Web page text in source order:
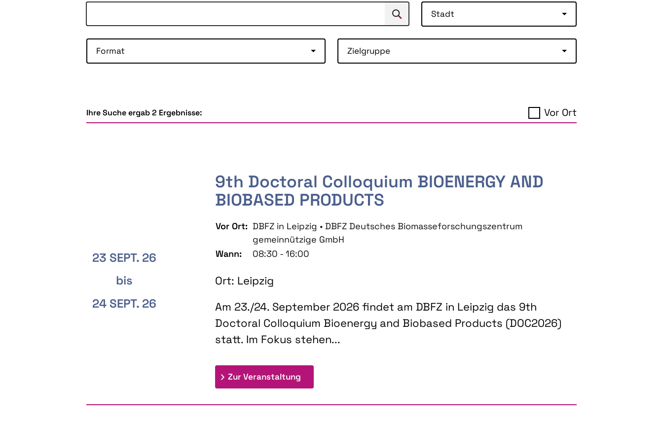
Suchen Stadt
Format Zielgruppe
Ihre Suche ergab 2 Ergebnisse: Vor Ort
23 SEPT. 26
bis
24 SEPT. 26
9th Doctoral Colloquium BIOENERGY AND
BIOBASED PRODUCTS
Vor Ort: DBFZ in Leipzig • DBFZ Deutsches Biomasseforschungszentrum
gemeinnützige GmbH
Wann:
08:30 - 16:00
Ort: Leipzig
Am 23./24. September 2026 findet am DBFZ in Leipzig das 9th
Doctoral Colloquium Bioenergy and Biobased Products (DOC2026)
statt. Im Fokus stehen...
Zur Veranstaltung: 9th Doctoral Colloquium BIOENERGY AND BIOBASED PRODUCTS